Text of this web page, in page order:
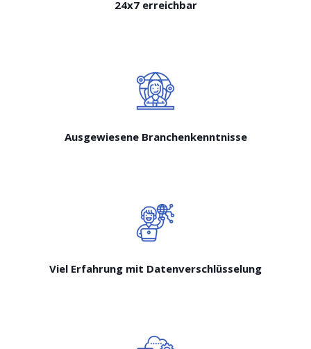
24x7 erreichbar
Ausgewiesene Branchenkenntnisse
Viel Erfahrung mit Datenverschlüsselung